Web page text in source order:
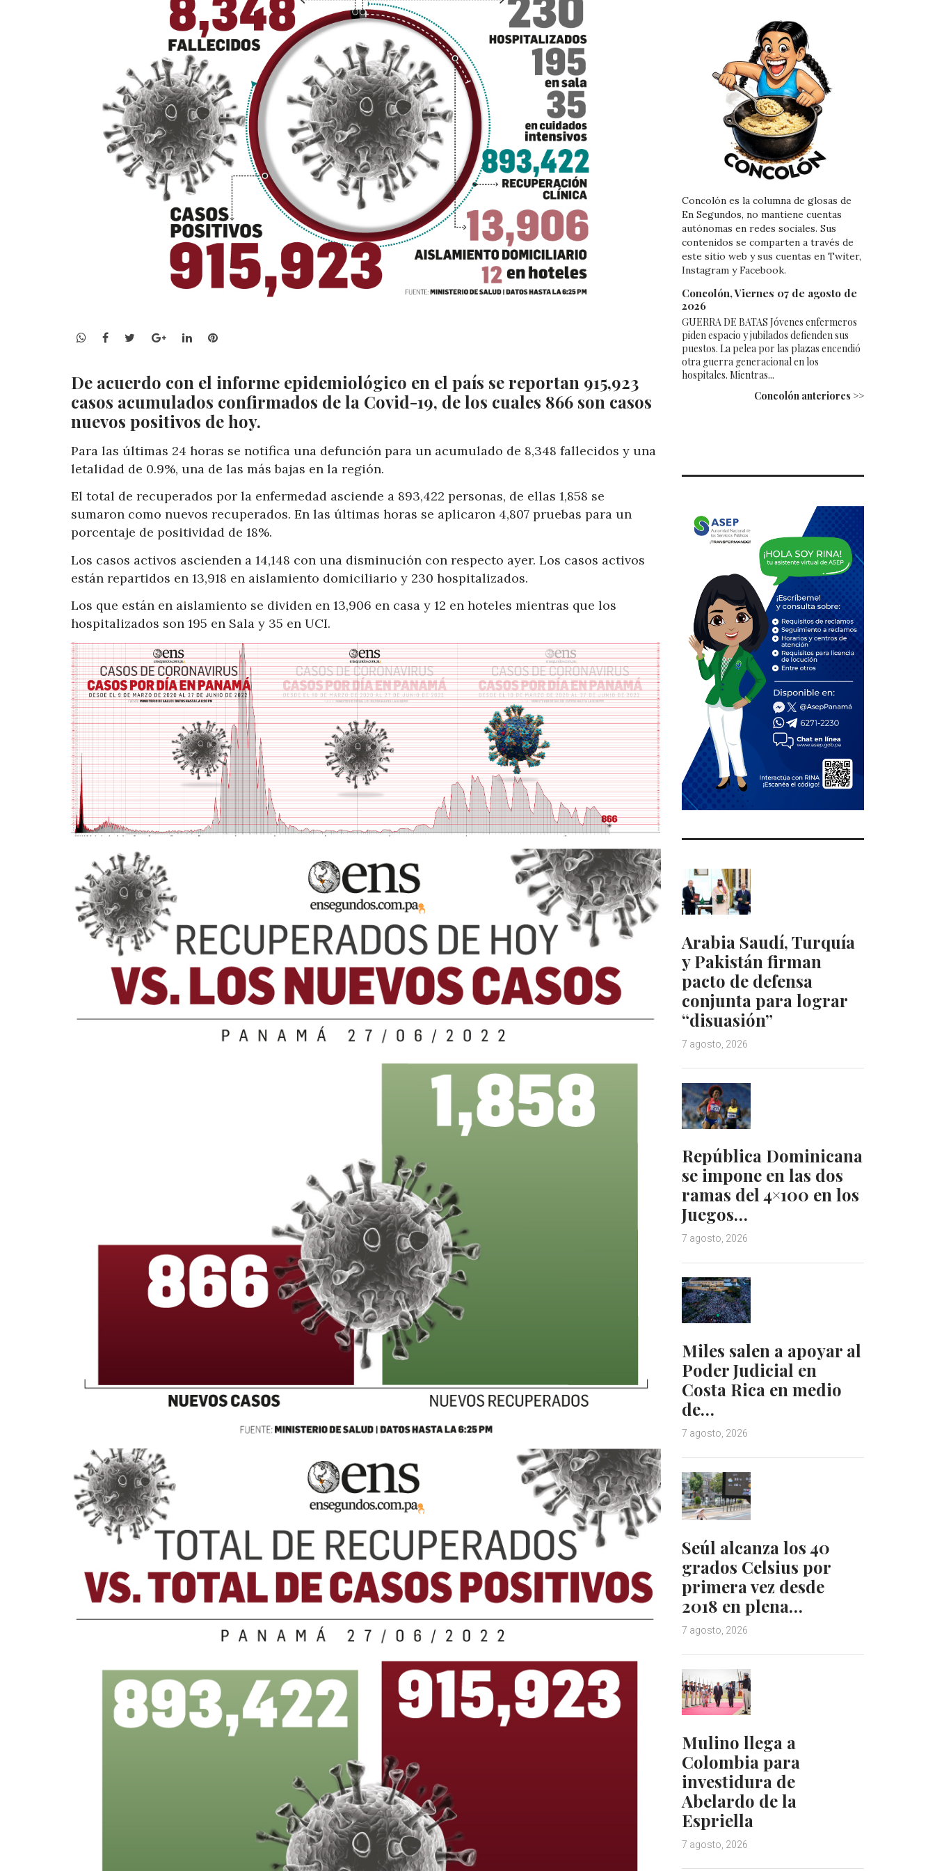
WhatsApp
Facebook
TwitterGoogle+LinkedInPinterest
De acuerdo con el informe epidemiológico en el país se reportan 915,923
casos acumulados confirmados de la Covid-19, de los cuales 866 son casos
nuevos positivos de hoy.
Para las últimas 24 horas se notifica una defunción para un acumulado de 8,348 fallecidos y una
letalidad de 0.9%, una de las más bajas en la región.
El total de recuperados por la enfermedad asciende a 893,422 personas, de ellas 1,858 se
sumaron como nuevos recuperados. En las últimas horas se aplicaron 4,807 pruebas para un
porcentaje de positividad de 18%.
Los casos activos ascienden a 14,148 con una disminución con respecto ayer. Los casos activos
están repartidos en 13,918 en aislamiento domiciliario y 230 hospitalizados.
Los que están en aislamiento se dividen en 13,906 en casa y 12 en hoteles mientras que los
hospitalizados son 195 en Sala y 35 en UCI.
Concolón es la columna de glosas de
En Segundos, no mantiene cuentas
autónomas en redes sociales. Sus
contenidos se comparten a través de
este sitio web y sus cuentas en Twiter,
Instagram y Facebook.
Concolón, Viernes 07 de agosto de
2026
GUERRA DE BATAS Jóvenes enfermeros
piden espacio y jubilados defienden sus
puestos. La pelea por las plazas encendió
otra guerra generacional en los
hospitales. Mientras...
Concolón anteriores >>
Arabia Saudí, Turquía
y Pakistán firman
pacto de defensa
conjunta para lograr
“disuasión”
7 agosto, 2026
República Dominicana
se impone en las dos
ramas del 4×100 en los
Juegos…
7 agosto, 2026
Miles salen a apoyar al
Poder Judicial en
Costa Rica en medio
de…
7 agosto, 2026
Seúl alcanza los 40
grados Celsius por
primera vez desde
2018 en plena…
7 agosto, 2026
Mulino llega a
Colombia para
investidura de
Abelardo de la
Espriella
7 agosto, 2026